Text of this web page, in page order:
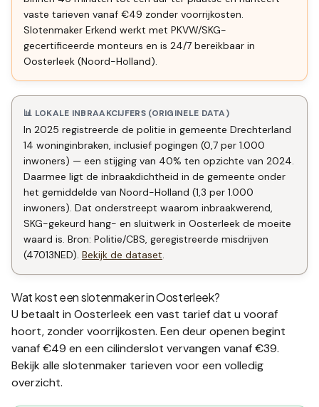
vaste tarieven vanaf €49 zonder voorrijkosten.
Slotenmaker Erkend werkt met PKVW/SKG-
gecertificeerde monteurs en is 24/7 bereikbaar in
Oosterleek (Noord-Holland).
📊 LOKALE INBRAAKCIJFERS (ORIGINELE DATA)
In 2025 registreerde de politie in gemeente Drechterland
14 woninginbraken, inclusief pogingen (0,7 per 1.000
inwoners) — een stijging van 40% ten opzichte van 2024.
Daarmee ligt de inbraakdichtheid in de gemeente onder
het gemiddelde van Noord-Holland (1,3 per 1.000
inwoners). Dat onderstreept waarom inbraakwerend,
SKG-gekeurd hang- en sluitwerk in Oosterleek de moeite
waard is. Bron: Politie/CBS, geregistreerde misdrijven
(47013NED). Bekijk de dataset.
Wat kost een slotenmaker inOosterleek?
U betaalt in Oosterleek een vast tarief dat u vooraf
hoort, zonder voorrijkosten. Een deur openen begint
vanaf €49 en een cilinderslot vervangen vanaf €39.
Bekijk alle slotenmaker tarieven voor een volledig
overzicht.